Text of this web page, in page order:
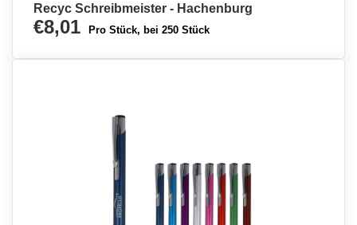
Recyc Schreibmeister - Hachenburg
€8,01 Pro Stück, bei 250 Stück